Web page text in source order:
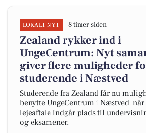
LOKALT NYT 8 timer siden
Zealand rykker ind i
UngeCentrum: Nyt
giver flere muligheder
studerende i Næstved
Studerende fra Zealand får nu
benytte UngeCentrum i Næstved,
lejeaftale indgår plads til
og eksamener.